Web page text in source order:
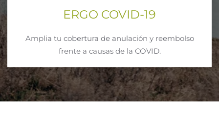
ERGO COVID-19
Amplia tu cobertura de anulación y reembolso
frente a causas de la COVID.